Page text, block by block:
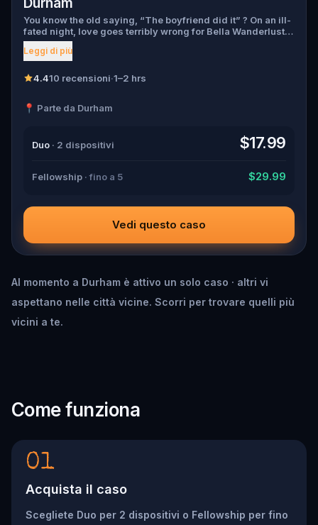
You know the old saying, “The boyfriend did it” ? On an ill-
fated night, love goes terribly wrong for Bella Wanderlust
and Walter Bridges . Bella, a famous travel blogger, was
found dead during a ghost tour led by the theatrical Percy
Walter, the obsessed boyfriend? Percy, the ghost tour
suspects, and expose the real murderer before they strike
Leggi di più
4.410 recensioni·1–2 hrs
📍 Parte da Durham
Duo · 2 dispositivi $17.99
Fellowship · fino a 5 $29.99
Vedi questo caso
Al momento a Durham è attivo un solo caso · altri vi
aspettano nelle città vicine. Scorri per trovare quelli più
vicini a te.
Come funziona
01
Acquista il caso
Scegliete Duo per 2 dispositivi o Fellowship per fino